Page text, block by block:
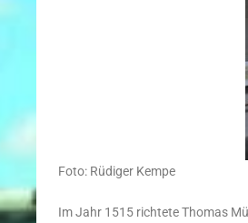
Foto: Rüdiger Kempe
Im Jahr 1515 richtete Thomas